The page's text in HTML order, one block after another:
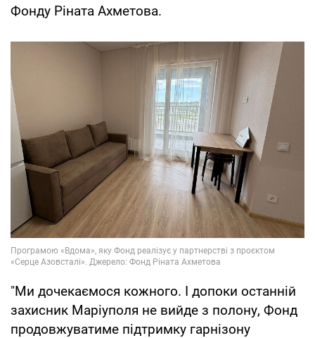
Фонду Ріната Ахметова.
"Ми дочекаємося кожного. І допоки останній
захисник Маріуполя не вийде з полону, Фонд
продовжуватиме підтримку гарнізону